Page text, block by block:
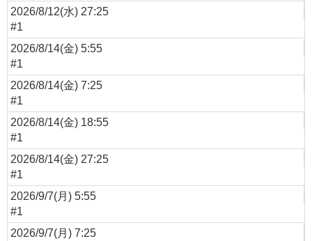
2026/8/12(水) 27:25
#1
2026/8/14(金) 5:55
#1
2026/8/14(金) 7:25
#1
2026/8/14(金) 18:55
#1
2026/8/14(金) 27:25
#1
2026/9/7(月) 5:55
#1
2026/9/7(月) 7:25